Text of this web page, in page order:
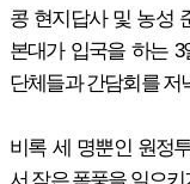
콩 현지답사 및 농성
본대가 입국을 하는
단체들과 간담회를 저
비록 세 명뿐인 원정